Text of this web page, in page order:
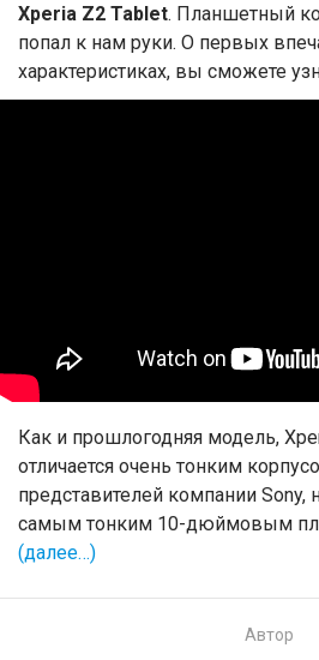
Xperia Z2 Tablet. Планшетный
попал к нам руки. О первых
характеристиках, вы сможете
Как и прошлогодняя модель,
отличается очень тонким
представителей компании Sony,
самым тонким 10-дюймовым
(далее…)
Автор